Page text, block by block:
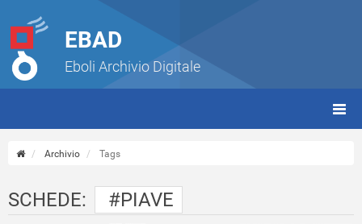
EBAD
Eboli Archivio Digitale
Archivio Tags
SCHEDE: #PIAVE